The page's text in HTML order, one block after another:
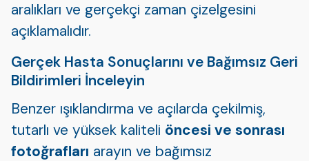
aralıkları ve gerçekçi zaman çizelgesini
açıklamalıdır.
Gerçek Hasta Sonuçlarını ve Bağımsız Geri
Bildirimleri İnceleyin
Benzer ışıklandırma ve açılarda çekilmiş,
tutarlı ve yüksek kaliteli öncesi ve sonrası
fotoğrafları arayın ve bağımsız